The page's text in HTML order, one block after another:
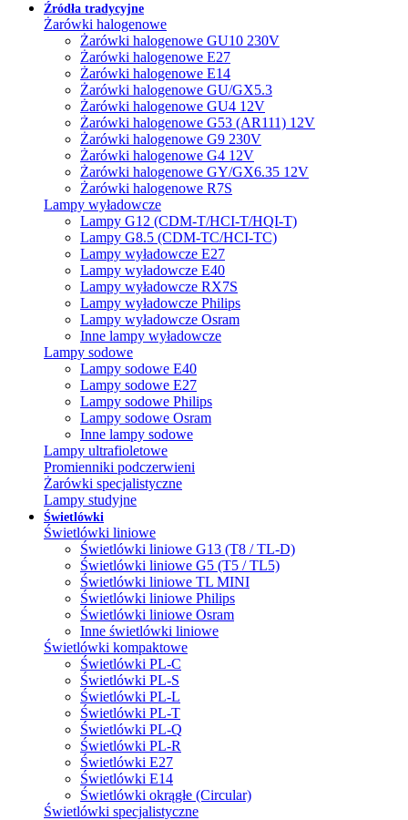
Źródła tradycyjne
Żarówki halogenowe
Żarówki halogenowe GU10 230V
Żarówki halogenowe E27
Żarówki halogenowe E14
Żarówki halogenowe GU/GX5.3
Żarówki halogenowe GU4 12V
Żarówki halogenowe G53 (AR111) 12V
Żarówki halogenowe G9 230V
Żarówki halogenowe G4 12V
Żarówki halogenowe GY/GX6.35 12V
Żarówki halogenowe R7S
Lampy wyładowcze
Lampy G12 (CDM-T/HCI-T/HQI-T)
Lampy G8.5 (CDM-TC/HCI-TC)
Lampy wyładowcze E27
Lampy wyładowcze E40
Lampy wyładowcze RX7S
Lampy wyładowcze Philips
Lampy wyładowcze Osram
Inne lampy wyładowcze
Lampy sodowe
Lampy sodowe E40
Lampy sodowe E27
Lampy sodowe Philips
Lampy sodowe Osram
Inne lampy sodowe
Lampy ultrafioletowe
Promienniki podczerwieni
Żarówki specjalistyczne
Lampy studyjne
Świetlówki
Świetlówki liniowe
Świetlówki liniowe G13 (T8 / TL-D)
Świetlówki liniowe G5 (T5 / TL5)
Świetlówki liniowe TL MINI
Świetlówki liniowe Philips
Świetlówki liniowe Osram
Inne świetlówki liniowe
Świetlówki kompaktowe
Świetlówki PL-C
Świetlówki PL-S
Świetlówki PL-L
Świetlówki PL-T
Świetlówki PL-Q
Świetlówki PL-R
Świetlówki E27
Świetlówki E14
Świetlówki okrągłe (Circular)
Świetlówki specjalistyczne